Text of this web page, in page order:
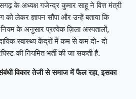
के अध्यक्ष गजेन्द्र कुमार साहू ने वित्त मंत्री
को लेकर ज्ञापन सौंपा और उन्हें बताया कि
नियम के अनुसार प्रत्येक ज़िला अस्पतालों,
स्वास्थ्य केंद्रों में कम से कम दो- दो
की नियमित भर्ती की जा सकती है.
विकार तेजी से समाज में फैल रहा, इसका